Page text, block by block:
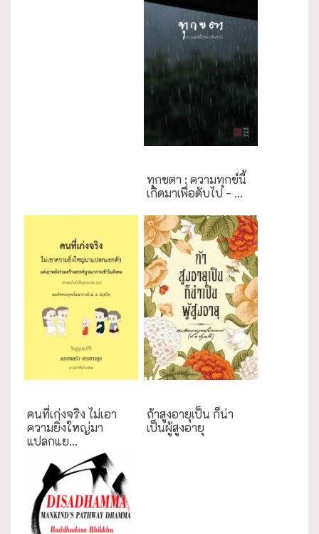
ทุกขตา : ความทุกข์นี้
เกิดมาเพื่อดับไป - ...
คนที่เก่งจริง ไม่เอา
ความยิ่งใหญ่มา
แปลกแย...
ถ้าสูงอายุเป็น ก็น่า
เป็นผู้สูงอายุ